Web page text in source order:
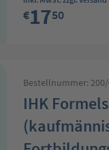
€1750
Bestellnummer: 200/
IHK